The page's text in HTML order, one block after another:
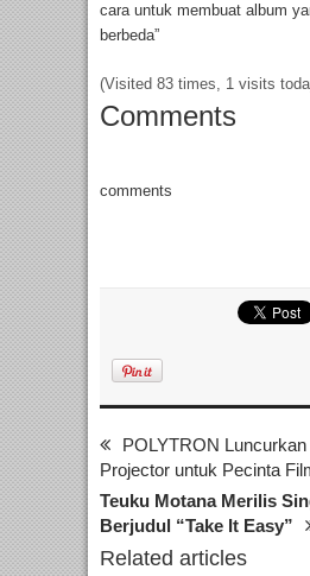
cara untuk membuat album
berbeda”
(Visited 83 times, 1 visits
Comments
comments
POLYTRON
Projector untuk Pecinta
Teuku Motana Merilis
Berjudul “Take It Easy”
Related articles